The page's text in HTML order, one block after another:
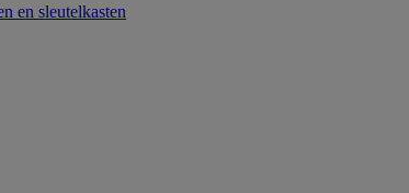
en sleutelkasten